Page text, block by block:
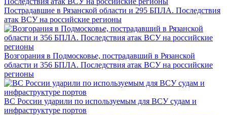
Пострадавшие в Рязанской области и 295 БПЛА. Последствия
атак ВСУ на российские регионы
Возгорания в Подмосковье, пострадавший в Рязанской
области и 356 БПЛА. Последствия атак ВСУ на российские
регионы
ВС России ударили по используемым для ВСУ судам и
инфраструктуре портов